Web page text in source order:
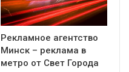
Рекламное агентство
Минск – реклама в
метро от Свет Города